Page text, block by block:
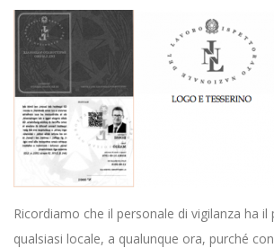
Ricordiamo che il personale di vigilanza ha il
qualsiasi locale, a qualunque ora, purché